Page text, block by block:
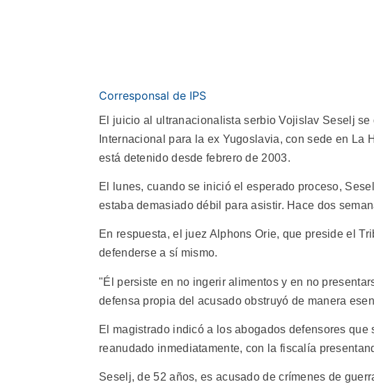
Corresponsal de IPS
El juicio al ultranacionalista serbio Vojislav Seselj
Internacional para la ex Yugoslavia, con sede en
está detenido desde febrero de 2003.
El lunes, cuando se inició el esperado proceso,
estaba demasiado débil para asistir. Hace dos
En respuesta, el juez Alphons Orie, que preside el
defenderse a sí mismo.
"Él persiste en no ingerir alimentos y en no
defensa propia del acusado obstruyó de manera
El magistrado indicó a los abogados defensores
reanudado inmediatamente, con la fiscalía
Seselj, de 52 años, es acusado de crímenes de